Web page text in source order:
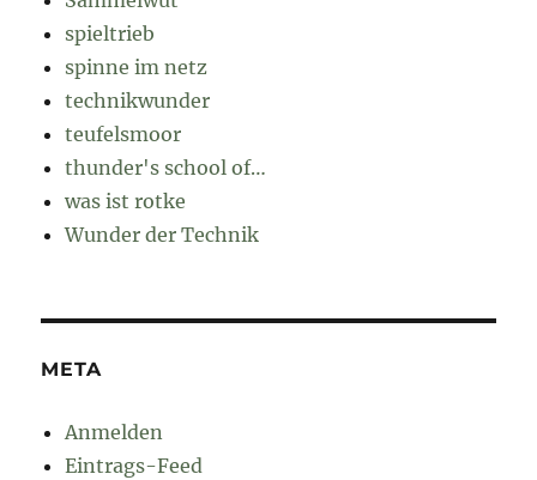
spieltrieb
spinne im netz
technikwunder
teufelsmoor
thunder's school of…
was ist rotke
Wunder der Technik
META
Anmelden
Eintrags-Feed